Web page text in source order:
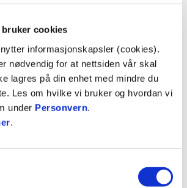
cookies
informasjonskapsler (cookies).
nødvendig for at nettsiden vår skal
lagres på din enhet med mindre du
Les om hvilke vi bruker og hvordan vi
under Personvern.
.
vi av deg som
edru på jobb
opp med et smil om munnen,
godt sammen med de du